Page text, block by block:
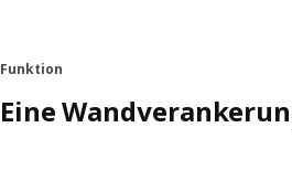
Funktion
Eine